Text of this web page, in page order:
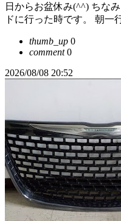
日からお盆休み(^^) ちな
ドに行った時です。 朝一
thumb_up 0
comment0
2026/08/08 20:52